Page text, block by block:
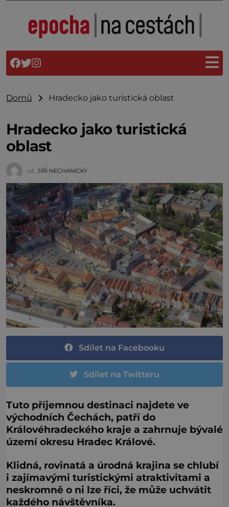
Domů Hradecko jako turistická oblast
Hradecko jako turistická
oblast
od JIŘÍ NECHANICKÝ
Sdílet na Facebooku
Sdílet na Twitteru
Tuto příjemnou destinaci najdete ve
východních Čechách, patří do
Královéhradeckého kraje a zahrnuje bývalé
území okresu Hradec Králové.
Klidná, rovinatá a úrodná krajina se chlubí
i zajímavými turistickými atraktivitami a
neskromně o ni lze říci, že může uchvátit
každého návštěvníka.